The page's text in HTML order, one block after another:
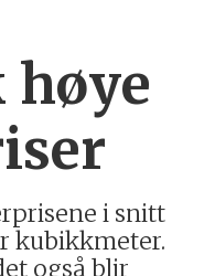
i snitt
kubikkmeter.
også blir